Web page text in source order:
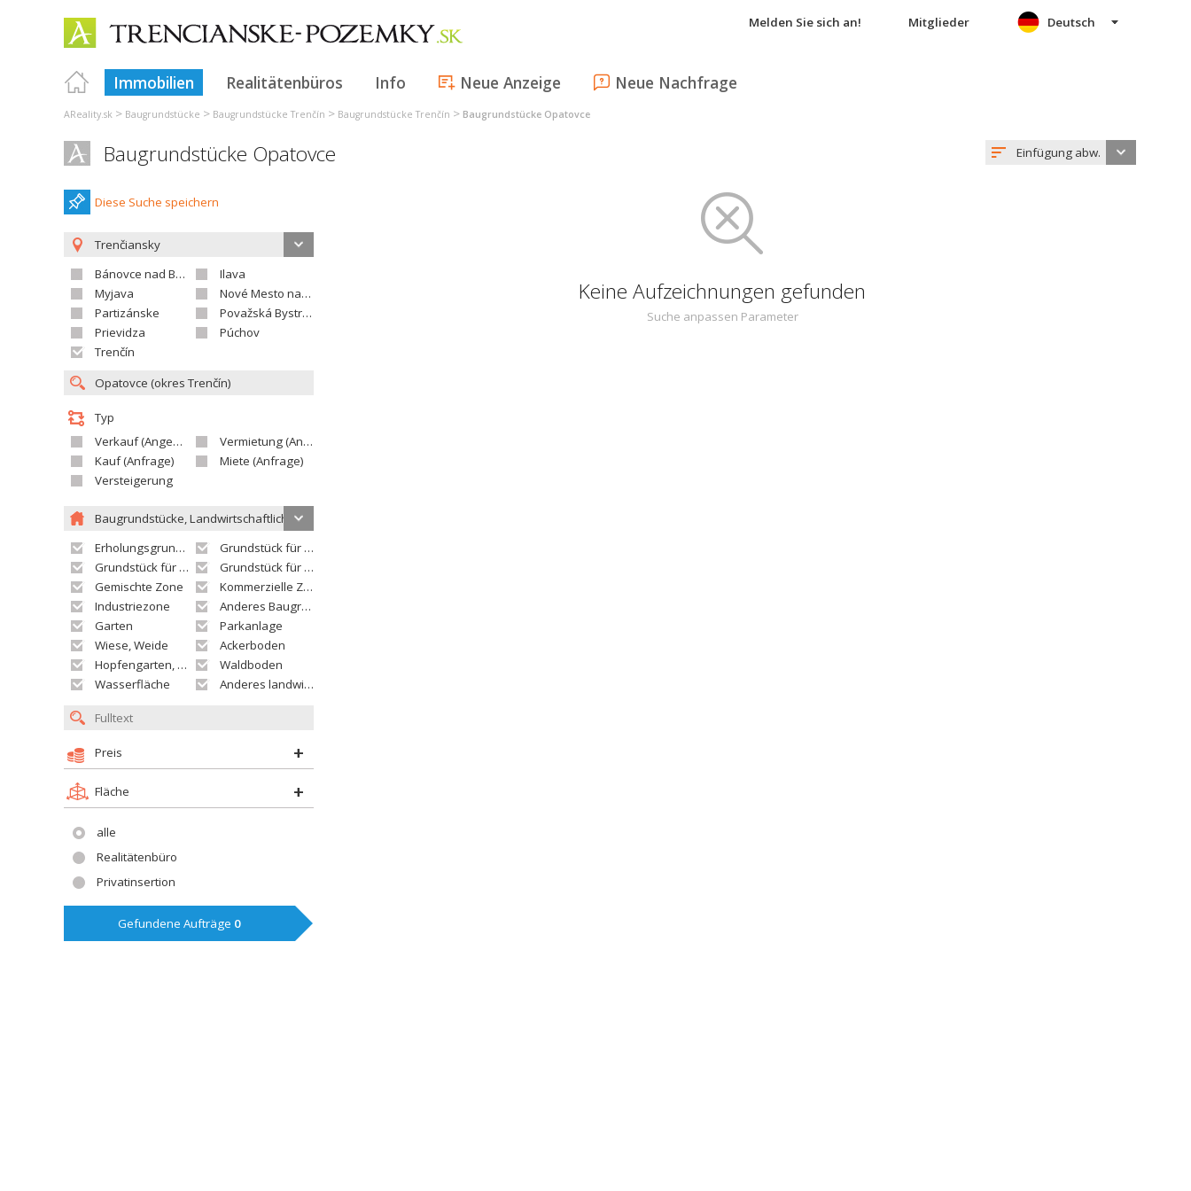
Melden Sie sich an! Mitglieder
Immobilien Realitätenbüros Info Neue Anzeige Neue Nachfrage
Deutsch
AReality.sk > Baugrundstücke > Baugrundstücke Trenčín > Baugrundstücke Trenčín > Baugrundstücke Opatovce
Baugrundstücke Opatovce Einfügung abw.
Diese Suche speichern
Trenčiansky
Bánovce nad Bebravou
Ilava
Myjava
Nové Mesto nad Váhom
Partizánske
Považská Bystrica
Prievidza
Púchov
Trenčín
Typ
Verkauf (Angebot)
Vermietung (Angebot)
Kauf (Anfrage)
Miete (Anfrage)
Versteigerung
Baugrundstücke, Landwirtschaftliche grundstücke
Erholungsgrundstück
Grundstück für Einfamilienhäuser
Grundstück für Wohnhäuser
Grundstück für Versorgungseinrichtungen
Gemischte Zone
Kommerzielle Zone
Industriezone
Anderes Baugrundstück
Garten
Parkanlage
Wiese, Weide
Ackerboden
Hopfengarten, Weingarten
Waldboden
Wasserfläche
Anderes landwirtschaftliches Grundstück
Preis
Fläche
alle
Realitätenbüro
Privatinsertion
Gefundene Aufträge 0
Keine Aufzeichnungen gefunden
Suche anpassen Parameter